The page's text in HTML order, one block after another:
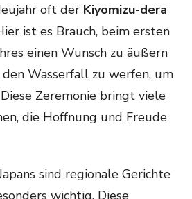
oft der Kiyomizu-dera
ist es Brauch, beim ersten
einen Wunsch zu äußern
Wasserfall zu werfen, um
Zeremonie bringt viele
die Hoffnung und Freude
sind regionale Gerichte
wichtig. Diese